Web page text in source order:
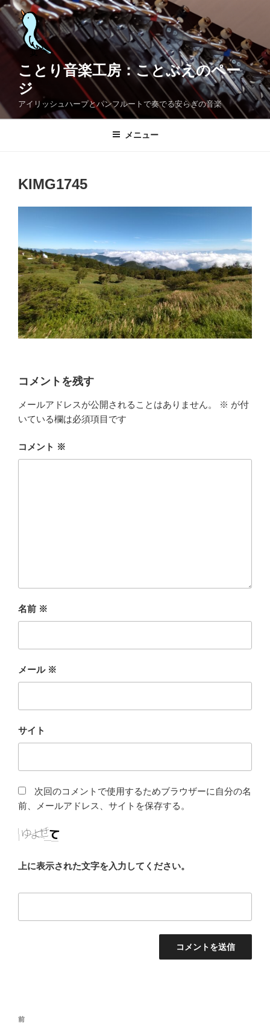
コ
ン
テ
キ
ッ
ことり音楽工房：ことぶえのペー
ジ
アイリッシュハープとパンフルートで奏でる安らぎの音楽
メニュー
KIMG1745
コメントを残す
メールアドレスが公開されることはありません。 ※ が付
いている欄は必須項目です
コメント ※
名前 ※
メール ※
サイト
次回のコメントで使用するためブラウザーに自分の名
前、メールアドレス、サイトを保存する。
上に表示された文字を入力してください。
投
前
前